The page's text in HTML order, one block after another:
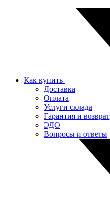
Как купить
Доставка
Оплата
Услуги склада
Гарантия и возврат
ЭДО
Вопросы и ответы